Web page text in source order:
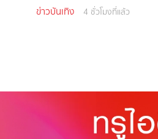
ข่าวบันเทิง 4 ชั่วโมงที่แล้ว